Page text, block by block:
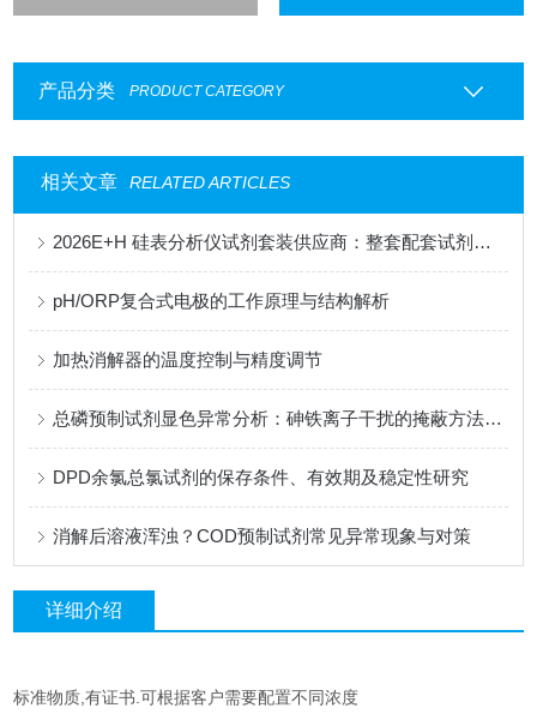
产品分类 PRODUCT CATEGORY
相关文章 RELATED ARTICLES
2026E+H 硅表分析仪试剂套装供应商：整套配套试剂，适配电厂在线监测场景
pH/ORP复合式电极的工作原理与结构解析
加热消解器的温度控制与精度调节
总磷预制试剂显色异常分析：砷铁离子干扰的掩蔽方法与质控样验证
DPD余氯总氯试剂的保存条件、有效期及稳定性研究
消解后溶液浑浊？COD预制试剂常见异常现象与对策
详细介绍
标准物质,有证书.可根据客户需要配置不同浓度